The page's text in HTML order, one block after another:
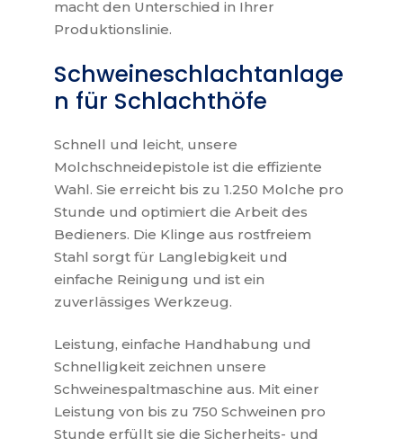
macht den Unterschied in Ihrer
Produktionslinie.
Schweineschlachtanlage
n für Schlachthöfe
Schnell und leicht, unsere
Molchschneidepistole ist die effiziente
Wahl. Sie erreicht bis zu 1.250 Molche pro
Stunde und optimiert die Arbeit des
Bedieners. Die Klinge aus rostfreiem
Stahl sorgt für Langlebigkeit und
einfache Reinigung und ist ein
zuverlässiges Werkzeug.
Leistung, einfache Handhabung und
Schnelligkeit zeichnen unsere
Schweinespaltmaschine aus. Mit einer
Leistung von bis zu 750 Schweinen pro
Stunde erfüllt sie die Sicherheits- und